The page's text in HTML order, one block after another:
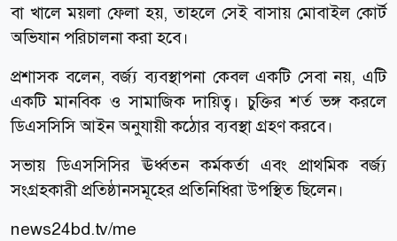
বা খালে ময়লা ফেলা হয়, তাহলে সেই বাসায় মোবাইল কোর্ট
অভিযান পরিচালনা করা হবে।
প্রশাসক বলেন, বর্জ্য ব্যবস্থাপনা কেবল একটি সেবা নয়, এটি
একটি মানবিক ও সামাজিক দায়িত্ব। চুক্তির শর্ত ভঙ্গ করলে
ডিএসসিসি আইন অনুযায়ী কঠোর ব্যবস্থা গ্রহণ করবে।
সভায় ডিএসসিসির ঊর্ধ্বতন কর্মকর্তা এবং প্রাথমিক বর্জ্য
সংগ্রহকারী প্রতিষ্ঠানসমূহের প্রতিনিধিরা উপস্থিত ছিলেন।
news24bd.tv/me